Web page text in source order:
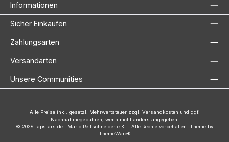
Informationen
Sicher Einkaufen
Zahlungsarten
Versandarten
Unsere Communities
Alle Preise inkl. gesetzl. Mehrwertsteuer zzgl. Versandkosten und ggf.
Nachnahmegebühren, wenn nicht anders angegeben.
© 2026 lapstars.de | Mario Reifschneider e.K. - Alle Rechte vorbehalten. Theme by
ThemeWare®